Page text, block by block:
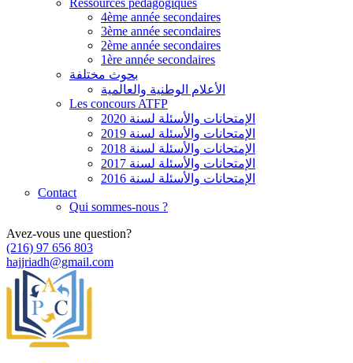
Ressources pédagogiques
4ème année secondaires
3ème année secondaires
2ème année secondaires
1ère année secondaires
بحوث مختلفة
الأعلام الوطنية والعالمية
Les concours ATFP
الإمتحانات والأسئلة لسنة 2020
الإمتحانات والأسئلة لسنة 2019
الإمتحانات والأسئلة لسنة 2018
الإمتحانات والأسئلة لسنة 2017
الإمتحانات والأسئلة لسنة 2016
Contact
Qui sommes-nous ?
Avez-vous une question?
(216) 97 656 803
hajjriadh@gmail.com